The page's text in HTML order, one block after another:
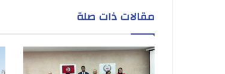
مقالات ذات صلة